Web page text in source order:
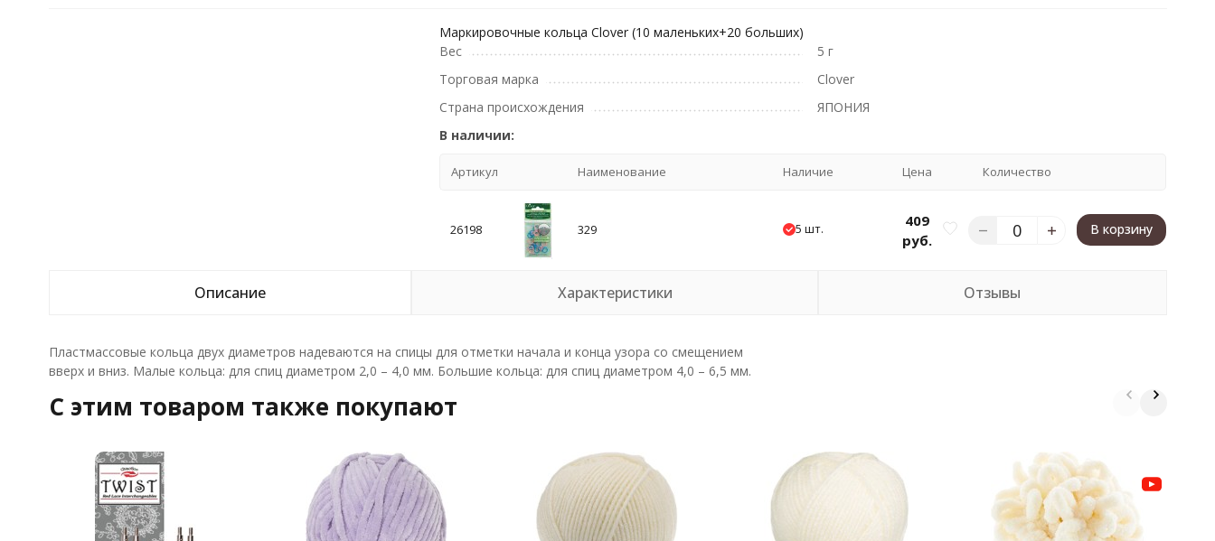
Маркировочные кольца Clover (10 маленьких+20 больших)
Вес
5 г
Торговая марка
Clover
Страна происхождения
ЯПОНИЯ
В наличии:
Артикул Наименование Наличие Цена Количество
26198 329 5 шт.
409
руб.
В корзину
Описание Характеристики Отзывы
Пластмассовые кольца двух диаметров надеваются на спицы для отметки начала и конца узора со смещением
вверх и вниз. Малые кольца: для спиц диаметром 2,0 – 4,0 мм. Большие кольца: для спиц диаметром 4,0 – 6,5 мм.
C этим товаром также покупают